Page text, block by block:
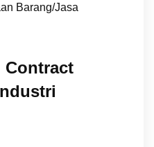
Barang/Jasa
Contract